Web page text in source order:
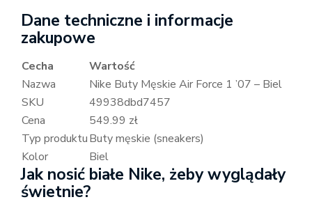
Dane techniczne i informacje
zakupowe
Cecha
Wartość
Nazwa
Nike Buty Męskie Air Force 1 ’07 – Biel
SKU
49938dbd7457
Cena
549.99 zł
Typ produktuButy męskie (sneakers)
Kolor
Biel
Jak nosić białe Nike, żeby wyglądały
świetnie?